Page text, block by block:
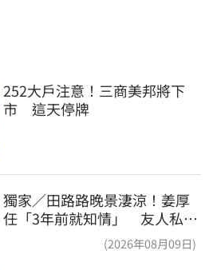
252大戶注意！三商美邦將下
市　這天停牌
獨家／田路路晚景淒涼！姜厚
任「3年前就知情」 友人私下
(2026年08月09日)